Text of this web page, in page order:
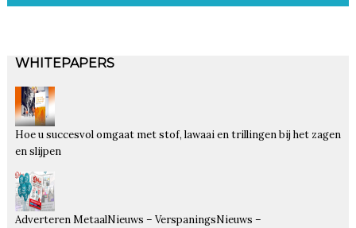
WHITEPAPERS
Hoe u succesvol omgaat met stof, lawaai en trillingen bij het zagen
en slijpen
Adverteren MetaalNieuws – VerspaningsNieuws –